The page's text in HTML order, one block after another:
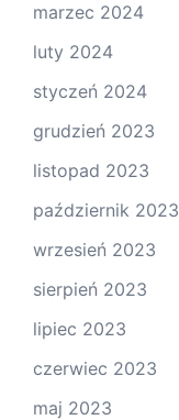
marzec 2024
luty 2024
styczeń 2024
grudzień 2023
listopad 2023
październik 2023
wrzesień 2023
sierpień 2023
lipiec 2023
czerwiec 2023
maj 2023